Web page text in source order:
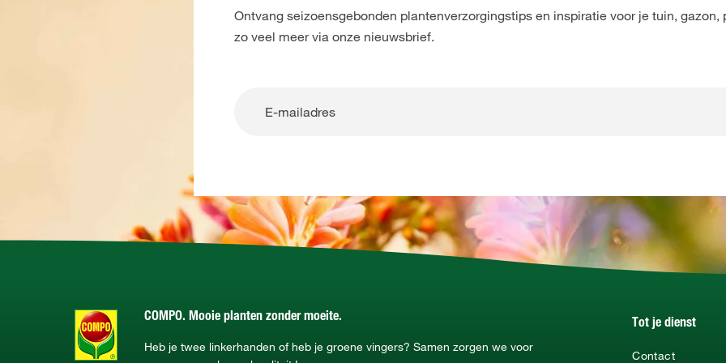
Ontvang seizoensgebonden plantenverzorgingstips en inspiratie voor je tuin, gazon,
zo veel meer via onze nieuwsbrief.
COMPO. Mooie planten zonder moeite.
Heb je twee linkerhanden of heb je groene vingers? Samen zorgen we voor
Tot je dienst
Contact